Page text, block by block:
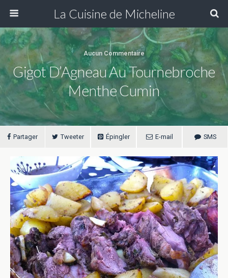
La Cuisine de Micheline
Aucun Commentaire
Gigot D’Agneau Au Tournebroche
Menthe Cumin
Partager Tweeter Épingler E-mail SMS